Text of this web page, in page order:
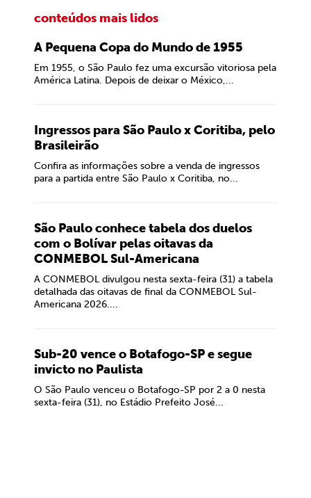
conteúdos mais lidos
A Pequena Copa do Mundo de 1955
Em 1955, o São Paulo fez uma excursão vitoriosa pela
América Latina. Depois de deixar o México,...
Ingressos para São Paulo x Coritiba, pelo
Brasileirão
Confira as informações sobre a venda de ingressos
para a partida entre São Paulo x Coritiba, no...
São Paulo conhece tabela dos duelos
com o Bolívar pelas oitavas da
CONMEBOL Sul-Americana
A CONMEBOL divulgou nesta sexta-feira (31) a tabela
detalhada das oitavas de final da CONMEBOL Sul-
Americana 2026....
Sub-20 vence o Botafogo-SP e segue
invicto no Paulista
O São Paulo venceu o Botafogo-SP por 2 a 0 nesta
sexta-feira (31), no Estádio Prefeito José...